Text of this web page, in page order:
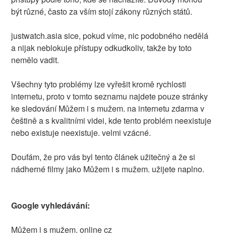
být různé, často za vším stojí zákony různých států.
justwatch.asia sice, pokud víme, nic podobného nedělá
a nijak neblokuje přístupy odkudkoliv, takže by toto
nemělo vadit.
Všechny tyto problémy lze vyřešit kromě rychlosti
internetu, proto v tomto seznamu najdete pouze stránky
ke sledování Můžem i s mužem. na internetu zdarma v
češtině a s kvalitními videi, kde tento problém neexistuje
nebo existuje neexistuje. velmi vzácné.
Doufám, že pro vás byl tento článek užitečný a že si
nádherné filmy jako Můžem i s mužem. užijete naplno.
Google vyhledávání:
Můžem i s mužem. online cz